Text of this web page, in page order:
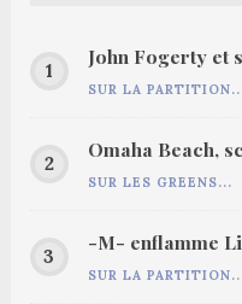
John Fogerty et
SUR LA
Omaha Beach,
SUR LES GREENS...
-M- enflamme
SUR LA